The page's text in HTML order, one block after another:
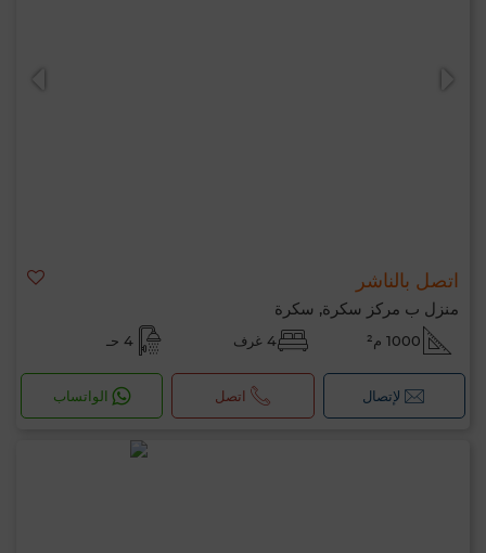
اتصل بالناشر
منزل ب مركز سكرة, سكرة
1000 م² 4 غرف 4 حـ
لإتصال اتصل الواتساب